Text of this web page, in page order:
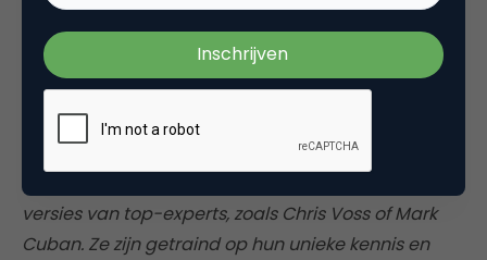
*MasterClass On Call is een AI-coachingdienst
waarmee je via spraak of tekst advies krijgt van AI-
versies van top-experts, zoals Chris Voss of Mark
Cuban. Ze zijn getraind op hun unieke kennis en